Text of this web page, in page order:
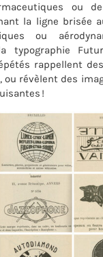
ou
la ligne brisée
ou
typographie
rappellent
ou révèlent des
!